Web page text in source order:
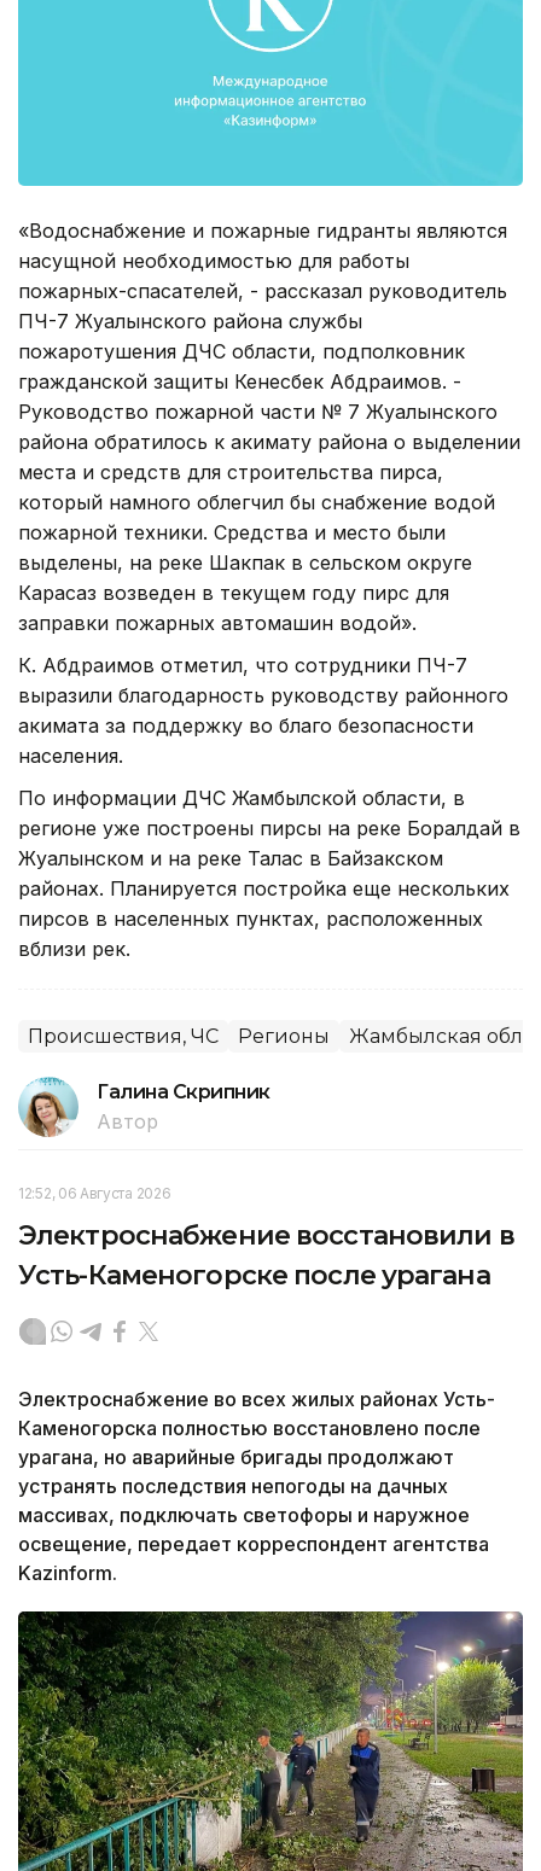
«Водоснабжение и пожарные гидранты являются
насущной необходимостью для работы
пожарных-спасателей, - рассказал руководитель
ПЧ-7 Жуалынского района службы
пожаротушения ДЧС области, подполковник
гражданской защиты Кенесбек Абдраимов. -
Руководство пожарной части № 7 Жуалынского
района обратилось к акимату района о выделении
места и средств для строительства пирса,
который намного облегчил бы снабжение водой
пожарной техники. Средства и место были
выделены, на реке Шакпак в сельском округе
Карасаз возведен в текущем году пирс для
заправки пожарных автомашин водой».
К. Абдраимов отметил, что сотрудники ПЧ-7
выразили благодарность руководству районного
акимата за поддержку во благо безопасности
населения.
По информации ДЧС Жамбылской области, в
регионе уже построены пирсы на реке Боралдай в
Жуалынском и на реке Талас в Байзакском
районах. Планируется постройка еще нескольких
пирсов в населенных пунктах, расположенных
вблизи рек.
Происшествия, ЧС Регионы Жамбылская
Галина Скрипник
Автор
12:52, 06 Августа 2026
Электроснабжение восстановили в
Усть-Каменогорске после урагана
Электроснабжение во всех жилых районах Усть-
Каменогорска полностью восстановлено после
урагана, но аварийные бригады продолжают
устранять последствия непогоды на дачных
массивах, подключать светофоры и наружное
освещение, передает корреспондент агентства
Kazinform.